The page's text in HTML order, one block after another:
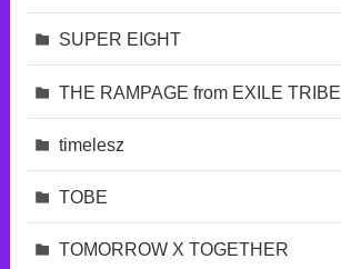
SUPER EIGHT
THE RAMPAGE from EXILE TRIBE
timelesz
TOBE
TOMORROW X TOGETHER